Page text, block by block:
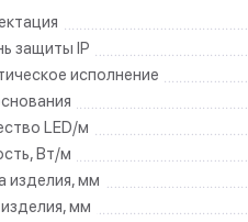
защиты IP
исполнение
LED/м
Вт/м
изделия, мм
мм